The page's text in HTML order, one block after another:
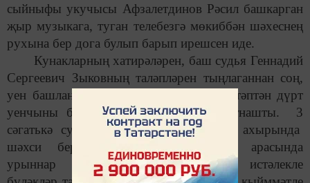
сыйныфы укучысы Афзалетдинов Рәсил башкарган
җыр музыкага, туган телебезгә мөкиббән шәхеснең
рухына бер дога булып барып ирешсен иде.
Кунакларның хатирәләрен, баш судья Геннадий
Сергеевич Зыковның таләпләрен тыңлаганнан соң,
уен башланып китте. Турнирда өч мәктәптән дүрт
уенчыны берләштергән 8 команда катнашты. 3
сәгатькә сузылган мавыктыргыч уен ахырында
шәхси беренчелек һәм командалар арасында
урыннар билгеләнде. Җиңүчеләргә истәлекле